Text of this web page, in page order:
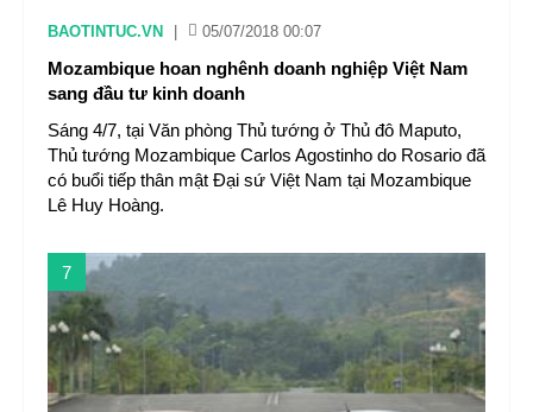
BAOTINTUC.VN 05/07/2018 00:07
Mozambique hoan nghênh doanh nghiệp Việt Nam
sang đầu tư kinh doanh
Sáng 4/7, tại Văn phòng Thủ tướng ở Thủ đô Maputo,
Thủ tướng Mozambique Carlos Agostinho do Rosario đã
có buổi tiếp thân mật Đại sứ Việt Nam tại Mozambique
Lê Huy Hoàng.
7